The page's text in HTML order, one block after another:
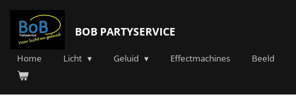
direct
naar
hoofdinhoud
BOB PARTYSERVICE
Home Licht Geluid Effectmachines Beeld